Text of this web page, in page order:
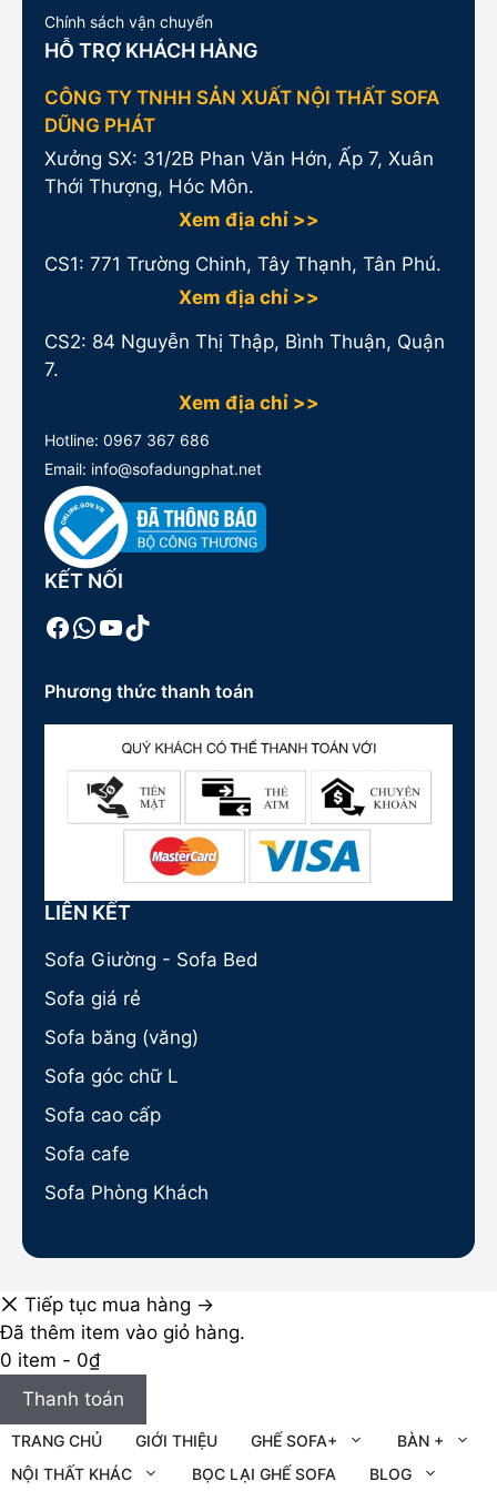
Chính sách vận chuyển
HỖ TRỢ KHÁCH HÀNG
CÔNG TY TNHH SẢN XUẤT NỘI THẤT SOFA
DŨNG PHÁT
Xưởng SX: 31/2B Phan Văn Hớn, Ấp 7, Xuân
Thới Thượng, Hóc Môn.
Xem địa chỉ >>
CS1: 771 Trường Chinh, Tây Thạnh, Tân Phú.
Xem địa chỉ >>
CS2: 84 Nguyễn Thị Thập, Bình Thuận, Quận
7.
Xem địa chỉ >>
Hotline: 0967 367 686
Email: info@sofadungphat.net
KẾT NỐI
Facebook
WhatsApp
Youtube
TikTok
Phương thức thanh toán
LIÊN KẾT
Sofa Giường - Sofa Bed
Sofa giá rẻ
Sofa băng (văng)
Sofa góc chữ L
Sofa cao cấp
Sofa cafe
Sofa Phòng Khách
Tiếp tục mua hàng →
Đã thêm item vào giỏ hàng.
0 item - 0₫
Thanh toán
TRANG CHỦ GIỚI THIỆU GHẾ SOFA+
BÀN +
NỘI THẤT KHÁC
BỌC LẠI GHẾ SOFA BLOG